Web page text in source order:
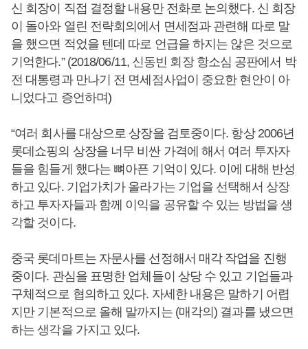
신 회장이 직접 결정할 내용만 전화로 논의했다. 신 회장
이 돌아와 열린 전략회의에서 면세점과 관련해 따로 말
을 했으면 적었을 텐데 따로 언급을 하지는 않은 것으로
기억한다.” (2018/06/11, 신동빈 회장 항소심 공판에서 박
전 대통령과 만나기 전 면세점사업이 중요한 현안이 아
니었다고 증언하며)
“여러 회사를 대상으로 상장을 검토중이다. 항상 2006년
롯데쇼핑의 상장을 너무 비싼 가격에 해서 여러 투자자
들을 힘들게 했다는 뼈아픈 기억이 있다. 이에 대해 반성
하고 있다. 기업가치가 올라가는 기업을 선택해서 상장
하고 투자자들과 함께 이익을 공유할 수 있는 방법을 생
각할 것이다.
중국 롯데마트는 자문사를 선정해서 매각 작업을 진행
중이다. 관심을 표명한 업체들이 상당 수 있고 기업들과
구체적으로 협의하고 있다. 자세한 내용은 말하기 어렵
지만 기본적으로 올해 말까지는 (매각의) 결과를 냈으면
하는 생각을 가지고 있다.